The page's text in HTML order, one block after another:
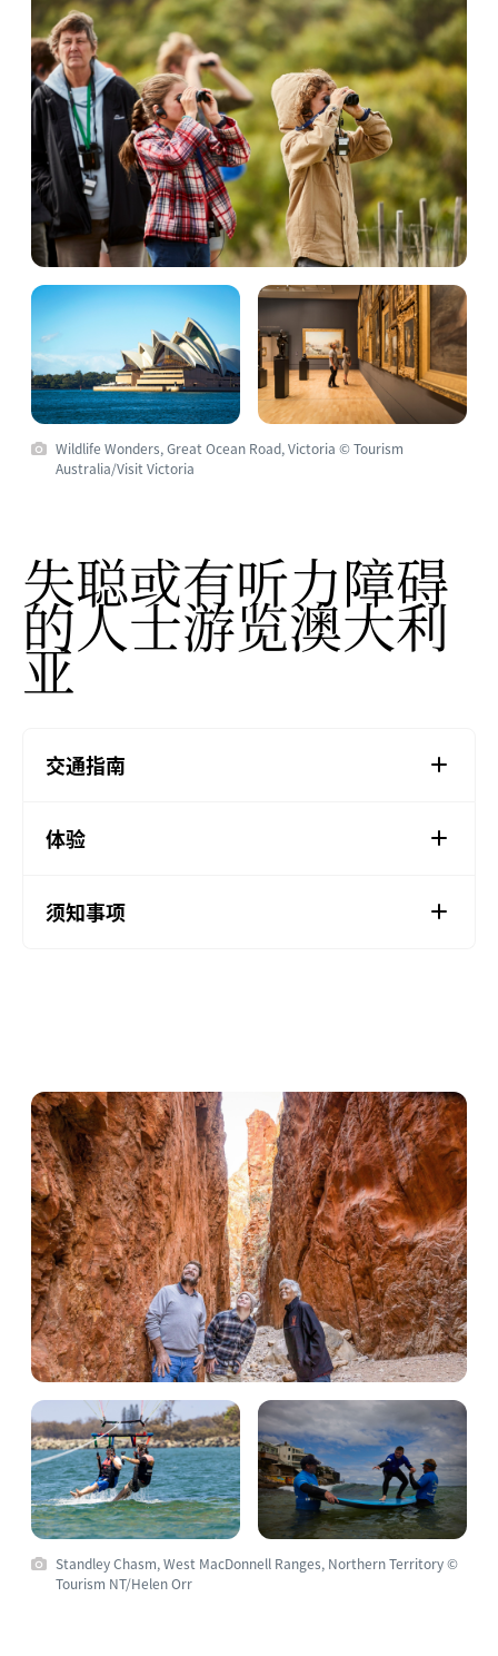
Wildlife Wonders, Great Ocean Road, Victoria © Tourism
Australia/Visit Victoria
失聪或有听力障碍
的人士游览澳大利
亚
交通指南
体验
须知事项
Standley Chasm, West MacDonnell Ranges, Northern Territory ©
Tourism NT/Helen Orr